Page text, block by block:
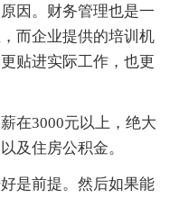
因。财务管理也是一
而企业提供的培训机
贴进实际工作，也更
3000元以上，绝大
及住房公积金。
是前提。然后如果能